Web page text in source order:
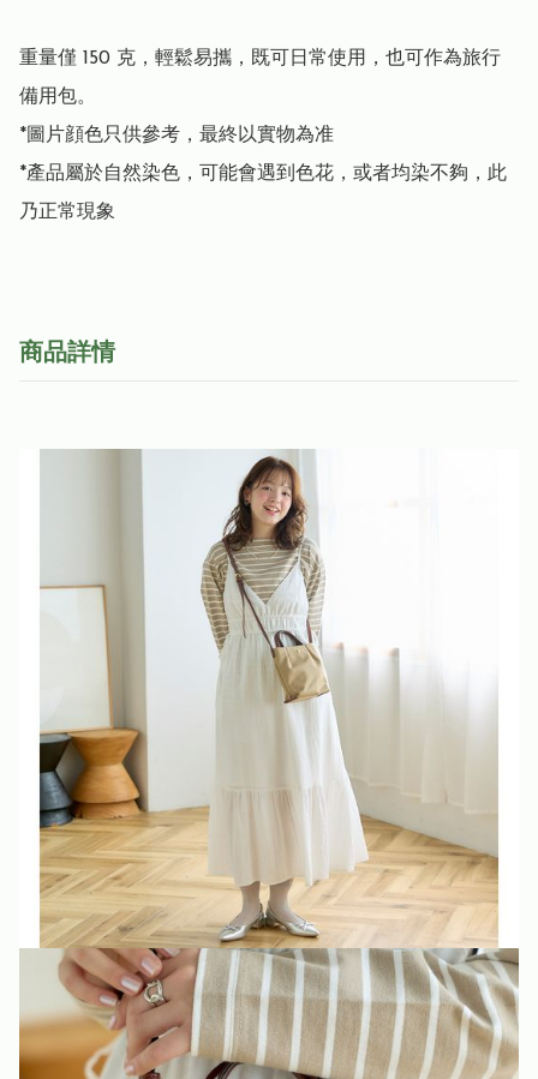
重量僅 150 克，輕鬆易攜，既可日常使用，也可作為旅行
備用包。
*圖片顔色只供參考，最終以實物為准
*產品屬於自然染色，可能會遇到色花，或者均染不夠，此
乃正常現象
商品詳情